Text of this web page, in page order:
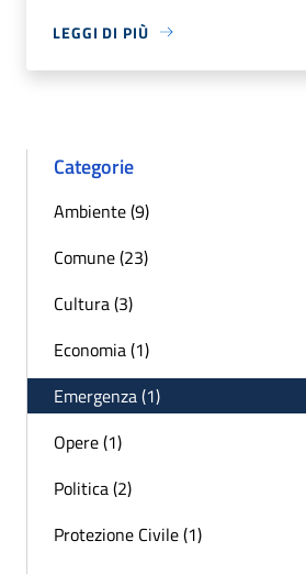
LEGGI DI PIÙ
Categorie
Ambiente (9)
Comune (23)
Cultura (3)
Economia (1)
Emergenza (1)
Opere (1)
Politica (2)
Protezione Civile (1)